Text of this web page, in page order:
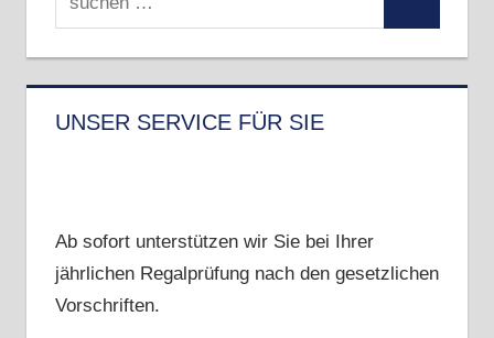
UNSER SERVICE FÜR SIE
Ab sofort unterstützen wir Sie bei Ihrer
jährlichen Regalprüfung nach den gesetzlichen
Vorschriften.